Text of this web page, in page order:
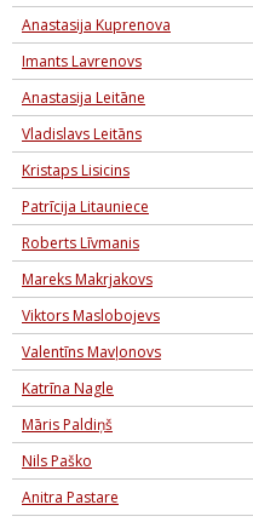
Anastasija Kuprenova
Imants Lavrenovs
Anastasija Leitāne
Vladislavs Leitāns
Kristaps Lisicins
Patrīcija Litauniece
Roberts Līvmanis
Mareks Makrjakovs
Viktors Maslobojevs
Valentīns Mavļonovs
Katrīna Nagle
Māris Paldiņš
Nils Paško
Anitra Pastare